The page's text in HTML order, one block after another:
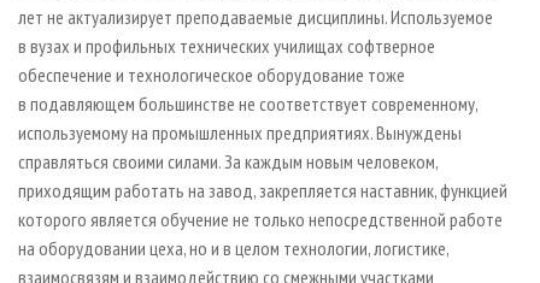
лет не актуализирует преподаваемые дисциплины. Используемое
в вузах и профильных технических училищах софтверное
обеспечение и технологическое оборудование тоже
в подавляющем большинстве не соответствует современному,
используемому на промышленных предприятиях. Вынуждены
справляться своими силами. За каждым новым человеком,
приходящим работать на завод, закрепляется наставник, функцией
которого является обучение не только непосредственной работе
на оборудовании цеха, но и в целом технологии, логистике,
взаимосвязям и взаимодействию со смежными участками